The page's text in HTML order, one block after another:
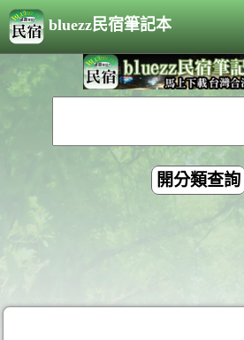
bluezz民宿筆記本
開分類查詢